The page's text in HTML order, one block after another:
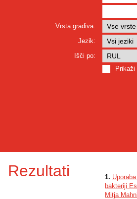
Vrsta gradiva:
Jezik:
Išči po:
Rezultati 1.
bakteriji
Mitja